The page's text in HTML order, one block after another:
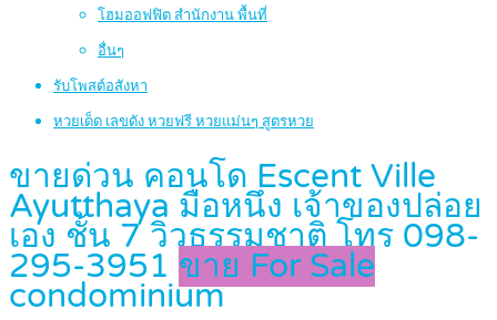
โฮมออฟฟิต สำนักงาน พื้นที่
อื่นๆ
รับโพสต์อสังหา
หวยเด็ด เลขดัง หวยฟรี หวยแม่นๆ สูตรหวย
ขายด่วน คอนโด Escent Ville
Ayutthaya มือหนึ่ง เจ้าของปล่อย
เอง ชั้น 7 วิวธรรมชาติ โทร 098-
295-3951 ขาย For Sale
condominium